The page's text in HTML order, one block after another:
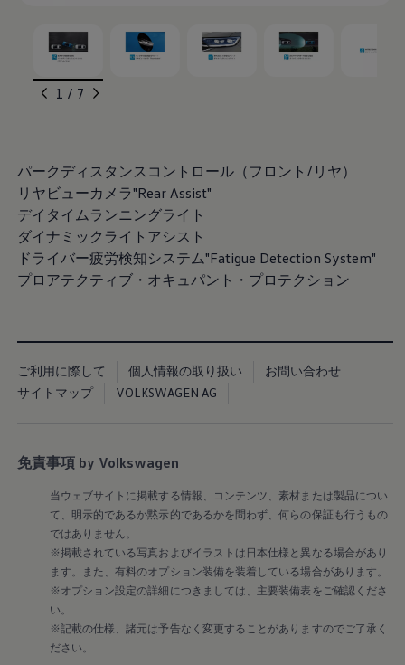
ID.4
Golf
点検と車検
修理と点検
エンジンオイルおよびフルード類
ホイールとタイヤ
路上故障に関するサポート
フォルクスワーゲンサービス
アクセサリー
Lifestyle & goods
リサイクルへの取組み
警告灯とインジケーターランプ
特定整備情報
ユーザーガイド
安心プログラム
メンテナンスプログラム
延長保証ウォルフィサポート
カスタマーセンター
タイヤパンク補償
認定中古車
“Certified Pre-Owned”の品質とは
延長保証サービスガイド
9つの約束
キャンペーン/ファイナンスプログラム
フォルクスワーゲンについて
企業情報
, 1 of 7
1 / 7
パークディスタンスコントロール（フロント/リヤ）
リヤビューカメラ"Rear Assist"
デイタイムランニングライト
ダイナミックライトアシスト
ドライバー疲労検知システム"Fatigue Detection System"
プロアテクティブ・オキュパント・プロテクション
ご利用に際して 個人情報の取り扱い
お問い合わせ
サイトマップ
VOLKSWAGEN AG
免責事項 by Volkswagen
当ウェブサイトに掲載する情報、コンテンツ、素材または製品につい
て、明示的であるか黙示的であるかを問わず、何らの保証も行うもの
ではありません。
※掲載されている写真およびイラストは日本仕様と異なる場合があり
ます。また、有料のオプション装備を装着している場合があります。
※オプション設定の詳細につきましては、主要装備表をご確認くださ
い。
※記載の仕様、諸元は予告なく変更することがありますのでご了承く
ださい。